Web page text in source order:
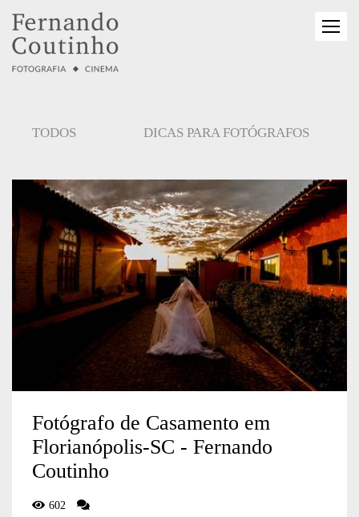
TODOS DICAS PARA FOTÓGRAFOS
Fotógrafo de Casamento em
Florianópolis-SC - Fernando
Coutinho
602